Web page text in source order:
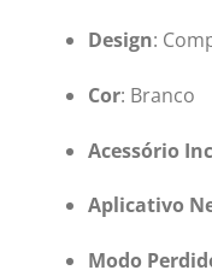
Design:
Cor: Branco
Acessório
Aplicativo
Modo